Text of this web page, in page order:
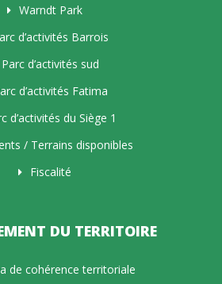
Warndt Park
d’activités Barrois
Parc d’activités sud
d’activités Fatima
d’activités du Siège 1
/ Terrains disponibles
Fiscalité
DU TERRITOIRE
de cohérence territoriale